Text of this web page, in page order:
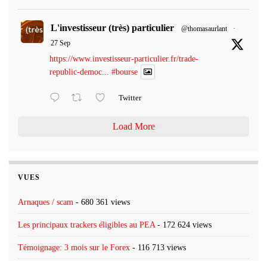
L'investisseur (très) particulier @thomasaurlant
·
27 Sep
https://www.investisseur-particulier.fr/trade-
republic-democ... #bourse
Twitter
Load More
VUES
Arnaques / scam - 680 361 views
Les principaux trackers éligibles au PEA - 172 624 views
Témoignage: 3 mois sur le Forex - 116 713 views